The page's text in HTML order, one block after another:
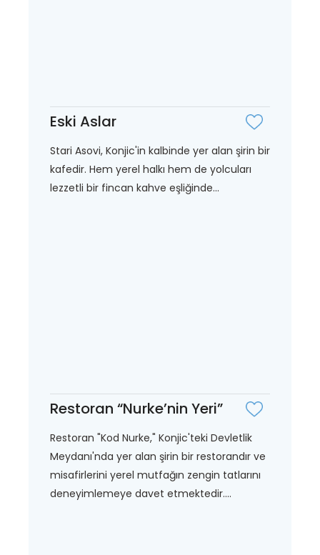
Eski Aslar
Stari Asovi, Konjic'in kalbinde yer alan şirin bir
kafedir. Hem yerel halkı hem de yolcuları
lezzetli bir fincan kahve eşliğinde...
Restoran “Nurke’nin Yeri”
Restoran "Kod Nurke," Konjic'teki Devletlik
Meydanı'nda yer alan şirin bir restorandır ve
misafirlerini yerel mutfağın zengin tatlarını
deneyimlemeye davet etmektedir....